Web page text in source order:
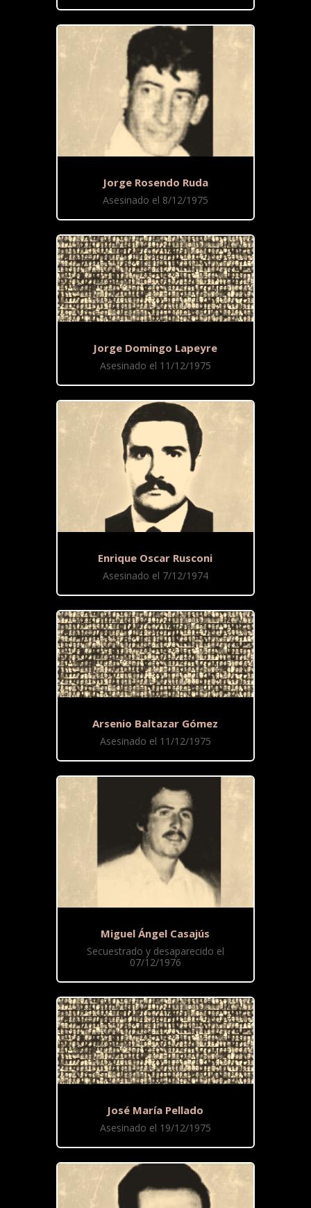
Jorge Rosendo Ruda
Asesinado el 8/12/1975
Jorge Domingo Lapeyre
Asesinado el 11/12/1975
Enrique Oscar Rusconi
Asesinado el 7/12/1974
Arsenio Baltazar Gómez
Asesinado el 11/12/1975
Miguel Ángel Casajús
Secuestrado y desaparecido el
07/12/1976
José María Pellado
Asesinado el 19/12/1975